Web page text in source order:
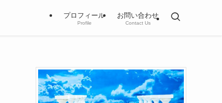
プロフィール
Profile
お問い合わせ
Contact Us